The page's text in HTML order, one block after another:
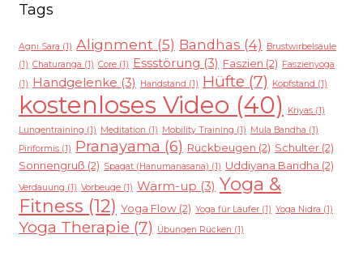
Tags
Agni Sara (1) Alignment (5) Bandhas (4)
Brustwirbelsäule
(1) Chaturanga (1) Core (1) Essstörung (3) Faszien (2) Faszienyoga
(1)
Handgelenke (3) Handstand (1) Hüfte (7) Kopfstand (1)
kostenloses Video (40) Kriyas (1)
Lungentraining (1) Meditation (1) Mobility Training (1) Mula Bandha (1)
Piriformis (1) Pranayama (6) Rückbeugen (2) Schulter (2)
Sonnengruß (2) Spagat (Hanumanasana) (1) Uddiyana Bandha (2)
Verdauung (1) Vorbeuge (1) Warm-up (3) Yoga &
Fitness (12) Yoga Flow (2) Yoga für Läufer (1) Yoga Nidra (1)
Yoga Therapie (7) Übungen Rücken (1)